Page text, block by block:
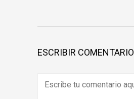
ESCRIBIR COMENTARIO